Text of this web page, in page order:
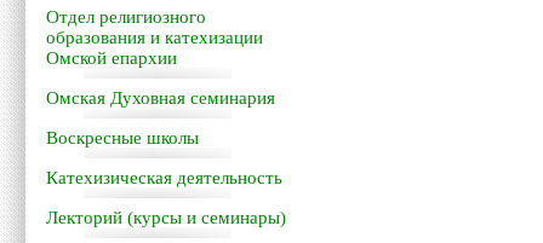
Отдел религиозного
образования и катехизации
Омской епархии
Омская Духовная семинария
Воскресные школы
Катехизическая деятельность
Лекторий (курсы и семинары)